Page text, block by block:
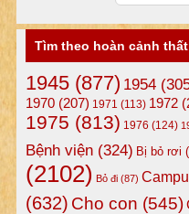
Tìm theo hoàn cảnh
1945(877) 1954
1970(207) 1971 (113) 1972
1975 (813) 1976 (124)
Bệnh viện(324) Bị bỏ rơi
(2102) Bỏ đi(87)
(632) Cho con (545)